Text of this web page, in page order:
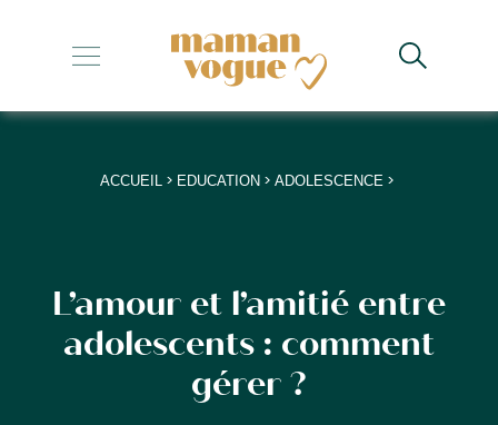
+
+
+
+
ACCUEIL > EDUCATION > ADOLESCENCE >
L’amour et l’amitié entre
adolescents : comment
gérer ?